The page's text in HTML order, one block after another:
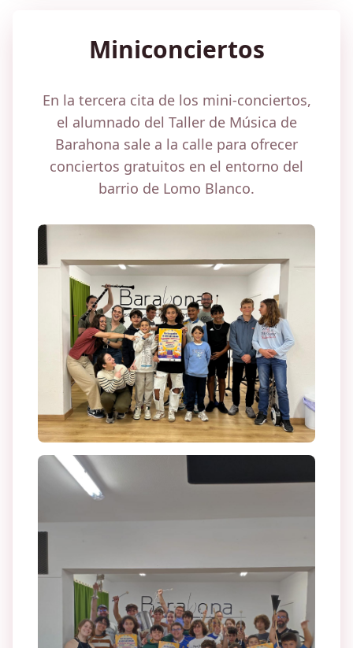
Miniconciertos
En la tercera cita de los mini-conciertos,
el alumnado del Taller de Música de
Barahona sale a la calle para ofrecer
conciertos gratuitos en el entorno del
barrio de Lomo Blanco.